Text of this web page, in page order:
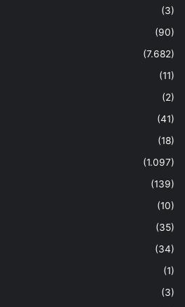
(3)
(90)
(7.682)
(11)
(2)
(41)
(18)
(1.097)
(139)
(10)
(35)
(34)
(1)
(3)